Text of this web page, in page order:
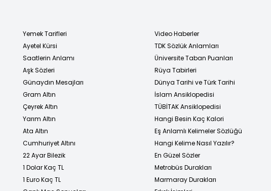
Yemek Tarifleri
Ayetel Kürsi
Saatlerin Anlamı
Aşk Sözleri
Günaydın Mesajları
Gram Altın
Çeyrek Altın
Yarım Altın
Ata Altın
Cumhuriyet Altını
22 Ayar Bilezik
1 Dolar Kaç TL
1 Euro Kaç TL
Video Haberler
TDK Sözlük Anlamları
Üniversite Taban Puanları
Rüya Tabirleri
Dünya Tarihi ve Türk Tarihi
İslam Ansiklopedisi
TÜBİTAK Ansiklopedisi
Hangi Besin Kaç Kalori
Eş Anlamlı Kelimeler Sözlüğü
Hangi Kelime Nasıl Yazılır?
En Güzel Sözler
Metrobüs Durakları
Marmaray Durakları